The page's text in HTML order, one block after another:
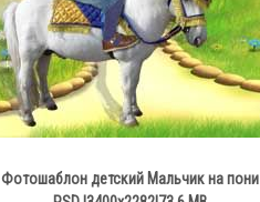
Фотошаблон детский Мальчик на пони